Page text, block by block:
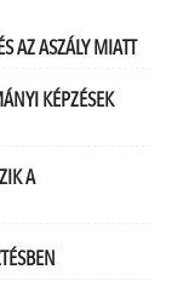
AZ ASZÁLY MIATT
KÉPZÉSEK
A